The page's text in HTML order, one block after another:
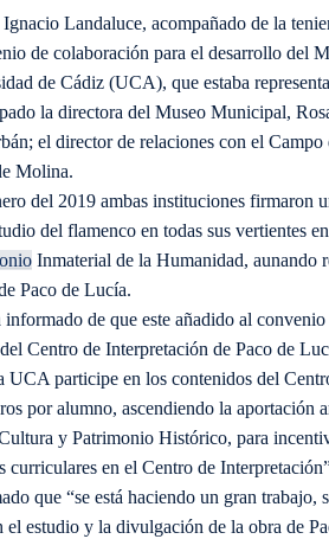
Ignacio Landaluce, acompañado de la
de colaboración para el desarrollo del
de Cádiz (UCA), que estaba
la directora del Museo Municipal,
el director de relaciones con el
Molina.
del 2019 ambas instituciones firmaron
del flamenco en todas sus vertientes
Inmaterial de la Humanidad, aunando
Paco de Lucía.
informado de que este añadido al
del Centro de Interpretación de Paco de
UCA participe en los contenidos del
por alumno, ascendiendo la aportación
y Patrimonio Histórico, para
curriculares en el Centro de
que “se está haciendo un gran trabajo,
el estudio y la divulgación de la obra de